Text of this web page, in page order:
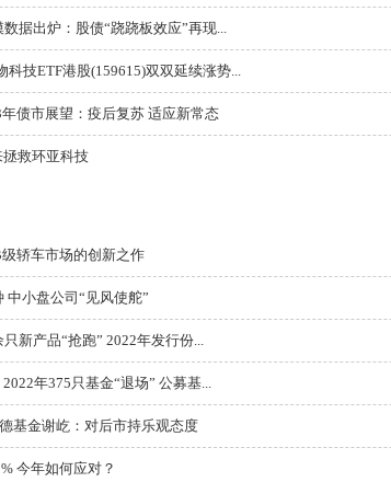
据出炉：股债“跷跷板效应”再现...
科技ETF港股(159615)双双延续涨势...
债市展望：疫后复苏 适应新常态
救环亚科技
轿车市场的创新之作
小盘公司“见风使舵”
新产品“抢跑” 2022年发行份...
年375只基金“退场” 公募基...
基金谢屹：对后市持乐观态度
今年如何应对？